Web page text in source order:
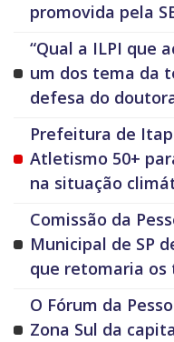
promovida pela
“Qual a ILPI que
um dos tema da
defesa do
Prefeitura de
Atletismo 50+
na situação
Comissão da
Municipal de SP
que retomaria os
O Fórum da
Zona Sul da